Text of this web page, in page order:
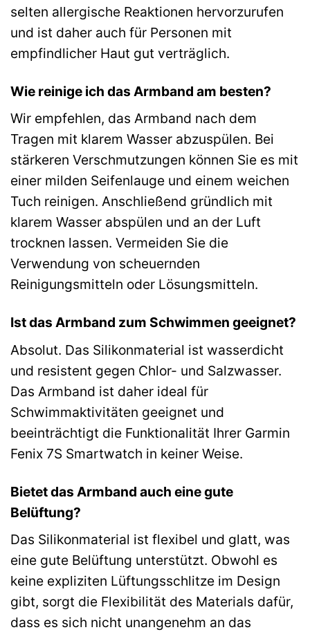
selten allergische Reaktionen hervorzurufen
und ist daher auch für Personen mit
empfindlicher Haut gut verträglich.
Wie reinige ich das Armband am besten?
Wir empfehlen, das Armband nach dem
Tragen mit klarem Wasser abzuspülen. Bei
stärkeren Verschmutzungen können Sie es mit
einer milden Seifenlauge und einem weichen
Tuch reinigen. Anschließend gründlich mit
klarem Wasser abspülen und an der Luft
trocknen lassen. Vermeiden Sie die
Verwendung von scheuernden
Reinigungsmitteln oder Lösungsmitteln.
Ist das Armband zum Schwimmen geeignet?
Absolut. Das Silikonmaterial ist wasserdicht
und resistent gegen Chlor- und Salzwasser.
Das Armband ist daher ideal für
Schwimmaktivitäten geeignet und
beeinträchtigt die Funktionalität Ihrer Garmin
Fenix 7S Smartwatch in keiner Weise.
Bietet das Armband auch eine gute
Belüftung?
Das Silikonmaterial ist flexibel und glatt, was
eine gute Belüftung unterstützt. Obwohl es
keine expliziten Lüftungsschlitze im Design
gibt, sorgt die Flexibilität des Materials dafür,
dass es sich nicht unangenehm an das